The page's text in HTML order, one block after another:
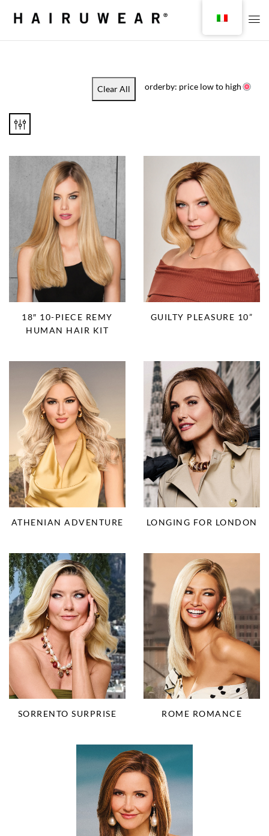
Clear All orderby: price low to high
18″ 10-PIECE REMY
HUMAN HAIR KIT
GUILTY PLEASURE 10”
ATHENIAN ADVENTURE LONGING FOR LONDON
SORRENTO SURPRISE ROME ROMANCE